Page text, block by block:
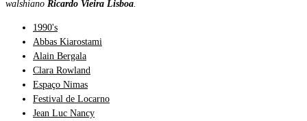
walshiano Ricardo Vieira Lisboa
1990's
Abbas Kiarostami
Alain Bergala
Clara Rowland
Espaço Nimas
Festival de Locarno
Jean Luc Nancy